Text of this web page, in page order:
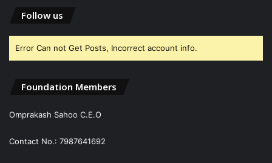
Follow us
Error Can not Get Posts, Incorrect account info.
Foundation Members
Omprakash Sahoo C.E.O
Contact No.: 7987641692